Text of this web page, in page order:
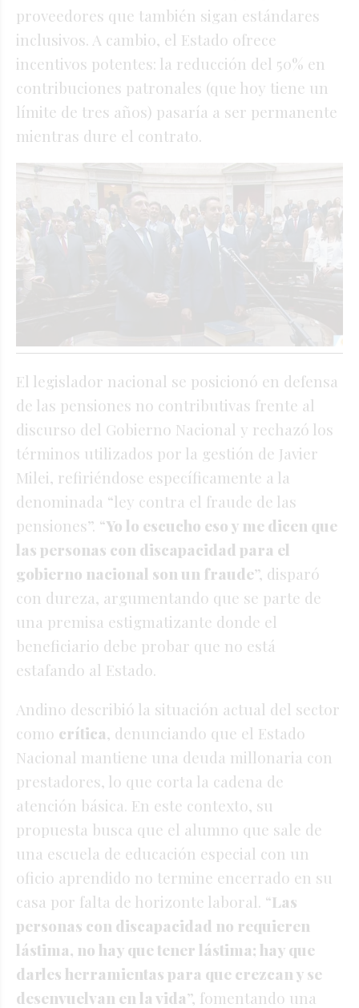
proveedores que también sigan estándares
inclusivos. A cambio, el Estado ofrece
incentivos potentes: la reducción del 50% en
contribuciones patronales (que hoy tiene un
límite de tres años) pasaría a ser permanente
mientras dure el contrato.
El legislador nacional se posicionó en defensa
de las pensiones no contributivas frente al
discurso del Gobierno Nacional y rechazó los
términos utilizados por la gestión de Javier
Milei, refiriéndose específicamente a la
denominada “ley contra el fraude de las
pensiones”. “Yo lo escucho eso y me dicen que
las personas con discapacidad para el
gobierno nacional son un fraude”, disparó
con dureza, argumentando que se parte de
una premisa estigmatizante donde el
beneficiario debe probar que no está
estafando al Estado.
Andino describió la situación actual del sector
como crítica, denunciando que el Estado
Nacional mantiene una deuda millonaria con
prestadores, lo que corta la cadena de
atención básica. En este contexto, su
propuesta busca que el alumno que sale de
una escuela de educación especial con un
oficio aprendido no termine encerrado en su
casa por falta de horizonte laboral. “Las
personas con discapacidad no requieren
lástima, no hay que tener lástima; hay que
darles herramientas para que crezcan y se
desenvuelvan en la vida”, fomentando una